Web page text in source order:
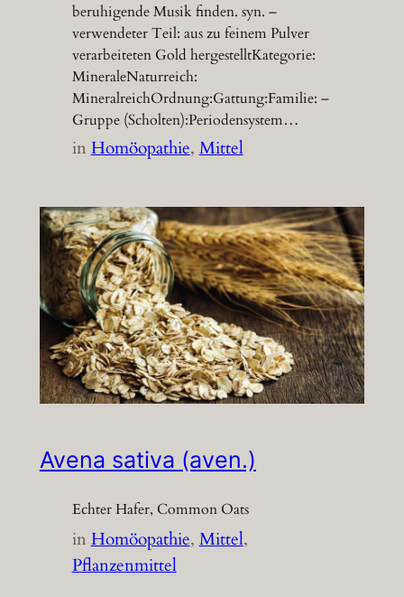
beruhigende Musik finden. syn. –
verwendeter Teil: aus zu feinem Pulver
verarbeiteten Gold hergestelltKategorie:
MineraleNaturreich:
MineralreichOrdnung:Gattung:Familie: –
Gruppe (Scholten):Periodensystem…
inHomöopathie, Mittel
Avena sativa (aven.)
Echter Hafer, Common Oats
inHomöopathie, Mittel
Pflanzenmittel